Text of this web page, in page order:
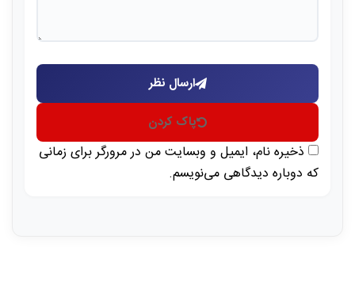
ارسال نظر
پاک کردن
ذخیره نام، ایمیل و وبسایت من در مرورگر برای زمانی
که دوباره دیدگاهی می‌نویسم.